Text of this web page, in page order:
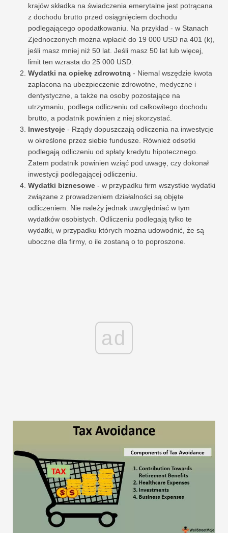
krajów składka na świadczenia emerytalne jest potrącana
z dochodu brutto przed osiągnięciem dochodu
podlegającego opodatkowaniu. Na przykład - w Stanach
Zjednoczonych można wpłacić do 19 000 USD na 401 (k),
jeśli masz mniej niż 50 lat. Jeśli masz 50 lat lub więcej,
limit ten wzrasta do 25 000 USD.
Wydatki na opiekę zdrowotną - Niemal wszędzie kwota
zapłacona na ubezpieczenie zdrowotne, medyczne i
dentystyczne, a także na osoby pozostające na
utrzymaniu, podlega odliczeniu od całkowitego dochodu
brutto, a podatnik powinien z niej skorzystać.
Inwestycje - Rządy dopuszczają odliczenia na inwestycje
w określone przez siebie fundusze. Również odsetki
podlegają odliczeniu od spłaty kredytu hipotecznego.
Zatem podatnik powinien wziąć pod uwagę, czy dokonał
inwestycji podlegającej odliczeniu.
Wydatki biznesowe - w przypadku firm wszystkie wydatki
związane z prowadzeniem działalności są objęte
odliczeniem. Nie należy jednak uwzględniać w tym
wydatków osobistych. Odliczeniu podlegają tylko te
wydatki, w przypadku których można udowodnić, że są
uboczne dla firmy, o ile zostaną o to poproszone.
ad